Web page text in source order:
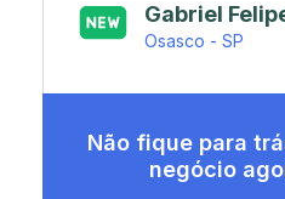
Japa’s açaí
Rio de Janeiro -
Não fique para
negócio